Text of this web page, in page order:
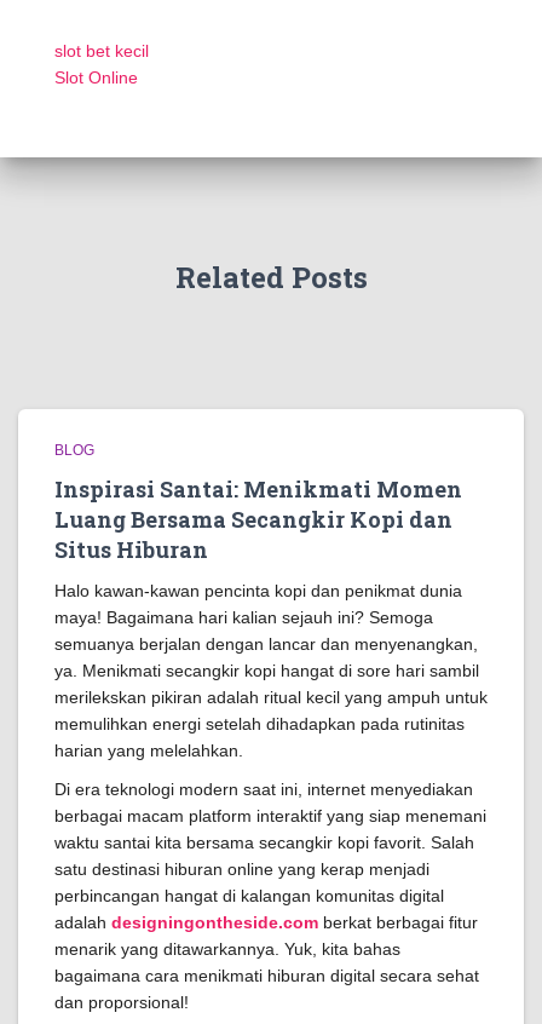
slot bet kecil
Slot Online
Related Posts
BLOG
Inspirasi Santai: Menikmati Momen
Luang Bersama Secangkir Kopi dan
Situs Hiburan
Halo kawan-kawan pencinta kopi dan penikmat dunia
maya! Bagaimana hari kalian sejauh ini? Semoga
semuanya berjalan dengan lancar dan menyenangkan,
ya. Menikmati secangkir kopi hangat di sore hari sambil
merilekskan pikiran adalah ritual kecil yang ampuh untuk
memulihkan energi setelah dihadapkan pada rutinitas
harian yang melelahkan.
Di era teknologi modern saat ini, internet menyediakan
berbagai macam platform interaktif yang siap menemani
waktu santai kita bersama secangkir kopi favorit. Salah
satu destinasi hiburan online yang kerap menjadi
perbincangan hangat di kalangan komunitas digital
adalah designingontheside.com berkat berbagai fitur
menarik yang ditawarkannya. Yuk, kita bahas
bagaimana cara menikmati hiburan digital secara sehat
dan proporsional!